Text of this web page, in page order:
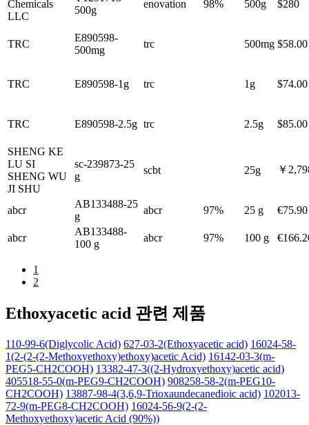
Chemicals
LLC
500g
enovation 98% 500g $280
TRC
E890598-
500mg
trc 500mg $58.00
TRC E890598-1g trc 1g $74.00
TRC E890598-2.5g trc 2.5g $85.00
SHENG KE
LU SI
SHENG WU
JI SHU
sc-239873-25
g
scbt 25g ￥
abcr
AB133488-25
g
abcr 97% 25 g €75.90
abcr
AB133488-
100 g
abcr 97% 100 g
1
2
Ethoxyacetic acid 관련 제품
110-99-6(Diglycolic Acid) 627-03-2(Ethoxyacetic acid) 16024-58-
1(2-(2-(2-Methoxyethoxy)ethoxy)acetic Acid) 16142-03-3(m-
PEG5-CH2COOH) 13382-47-3((2-Hydroxyethoxy)acetic acid)
405518-55-0(m-PEG9-CH2COOH) 908258-58-2(m-PEG10-
CH2COOH) 13887-98-4(3,6,9-Trioxaundecanedioic acid) 102013-
72-9(m-PEG8-CH2COOH) 16024-56-9(2-(2-
Methoxyethoxy)acetic Acid (90%))